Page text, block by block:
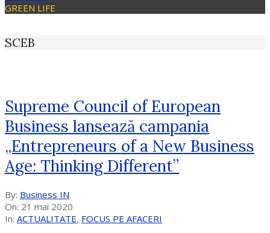
GREEN LIFE
SCEB
Supreme Council of European
Business lansează campania
„Entrepreneurs of a New Business
Age: Thinking Different”
2020-
05-
21
By: Business IN
On: 21 mai 2020
In: ACTUALITATE, FOCUS PE AFACERI